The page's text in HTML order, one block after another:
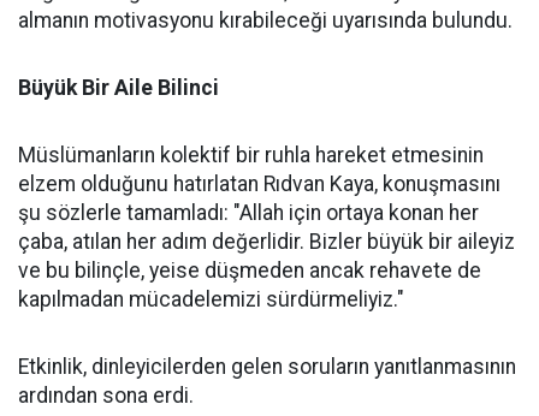
almanın motivasyonu kırabileceği uyarısında bulundu.
Büyük Bir Aile Bilinci
Müslümanların kolektif bir ruhla hareket etmesinin
elzem olduğunu hatırlatan Rıdvan Kaya, konuşmasını
şu sözlerle tamamladı: "Allah için ortaya konan her
çaba, atılan her adım değerlidir. Bizler büyük bir aileyiz
ve bu bilinçle, yeise düşmeden ancak rehavete de
kapılmadan mücadelemizi sürdürmeliyiz."
Etkinlik, dinleyicilerden gelen soruların yanıtlanmasının
ardından sona erdi.